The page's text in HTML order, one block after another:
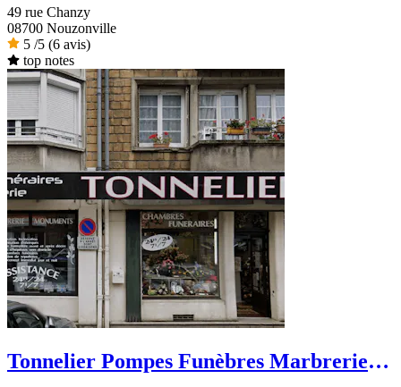
49 rue Chanzy
08700 Nouzonville
5 /5 (6 avis)
top notes
Tonnelier Pompes Funèbres Marbrerie